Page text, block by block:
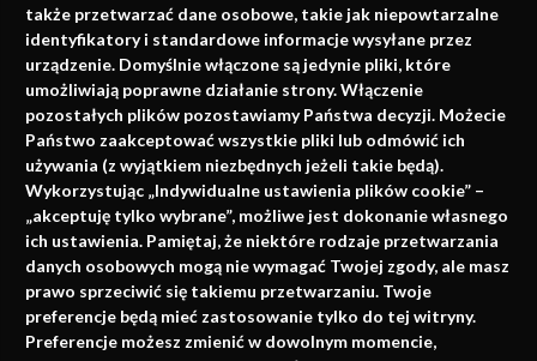
także przetwarzać dane osobowe, takie jak niepowtarzalne
identyfikatory i standardowe informacje wysyłane przez
urządzenie. Domyślnie włączone są jedynie pliki, które
umożliwiają poprawne działanie strony. Włączenie
pozostałych plików pozostawiamy Państwa decyzji. Możecie
Państwo zaakceptować wszystkie pliki lub odmówić ich
używania (z wyjątkiem niezbędnych jeżeli takie będą).
Wykorzystując „Indywidualne ustawienia plików cookie” –
„akceptuję tylko wybrane”, możliwe jest dokonanie własnego
ich ustawienia. Pamiętaj, że niektóre rodzaje przetwarzania
danych osobowych mogą nie wymagać Twojej zgody, ale masz
prawo sprzeciwić się takiemu przetwarzaniu. Twoje
preferencje będą mieć zastosowanie tylko do tej witryny.
Preferencje możesz zmienić w dowolnym momencie,
Napisz do nas
info@faktymedyczne.pl
ul. Towarowa 2
43-460 Wisła